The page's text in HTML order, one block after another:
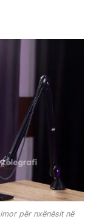
për nxënësit në